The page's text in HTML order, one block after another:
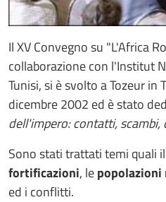
Il XV Convegno su "L'Africa
collaborazione con l'Institut
Tunisi, si è svolto a Tozeur in
dicembre 2002 ed è stato
dell'impero: contatti, scambi,
Sono stati trattati temi quali il
fortificazioni, le
ed i conflitti.